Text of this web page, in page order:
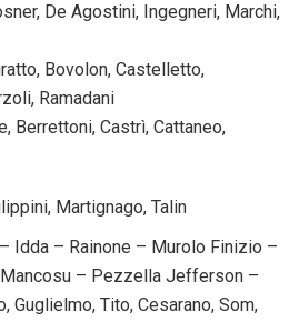
De Agostini, Ingegneri, Marchi,
Bovolon, Castelletto,
Ramadani
Berrettoni, Castrì, Cattaneo,
Martignago, Talin
Idda – Rainone – Murolo Finizio –
– Pezzella Jefferson –
Guglielmo, Tito, Cesarano, Som,